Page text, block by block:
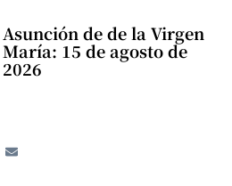
Asunción de de la Virgen
María: 15 de agosto de
2026